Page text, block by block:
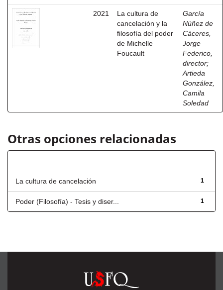
2021
La cultura de
cancelación y la
filosofía del poder
de Michelle
Foucault
García
Núñez de
Cáceres,
Jorge
Federico,
director;
Artieda
González,
Camila
Soledad
Otras opciones relacionadas
1
La cultura de cancelación
1
Poder (Filosofía) - Tesis y diser...